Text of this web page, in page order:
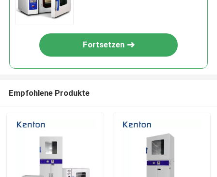
Fortsetzen
Empfohlene Produkte